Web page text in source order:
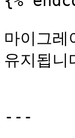
마이그
유지됩니
---